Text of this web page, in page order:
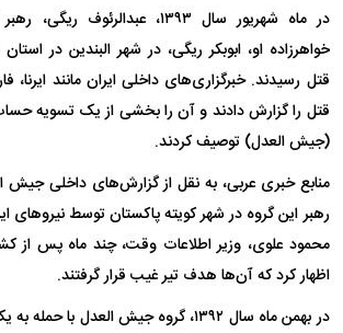
در ماه شهریور سال ۱۳۹۳،
خواهرزاده او، ابوبکر ریگی، در شهر البندین در
قتل رسیدند. خبرگزاری‌های داخلی ایران مانند ایرنا،
قتل را گزارش دادند و آن را بخشی از یک تسویه
(جیش العدل) توصیف کردند.
منابع خبری عربی، به نقل از گزارش‌های داخلی جیش
رهبر این گروه در شهر کویته پاکستان توسط
محمود علوی، وزیر اطلاعات وقت، چند ماه پس از
اظهار کرد که آن‌ها هدف تیر غیب قرار گرفتند.
در بهمن ماه سال ۱۳۹۲، گروه جیش العدل با